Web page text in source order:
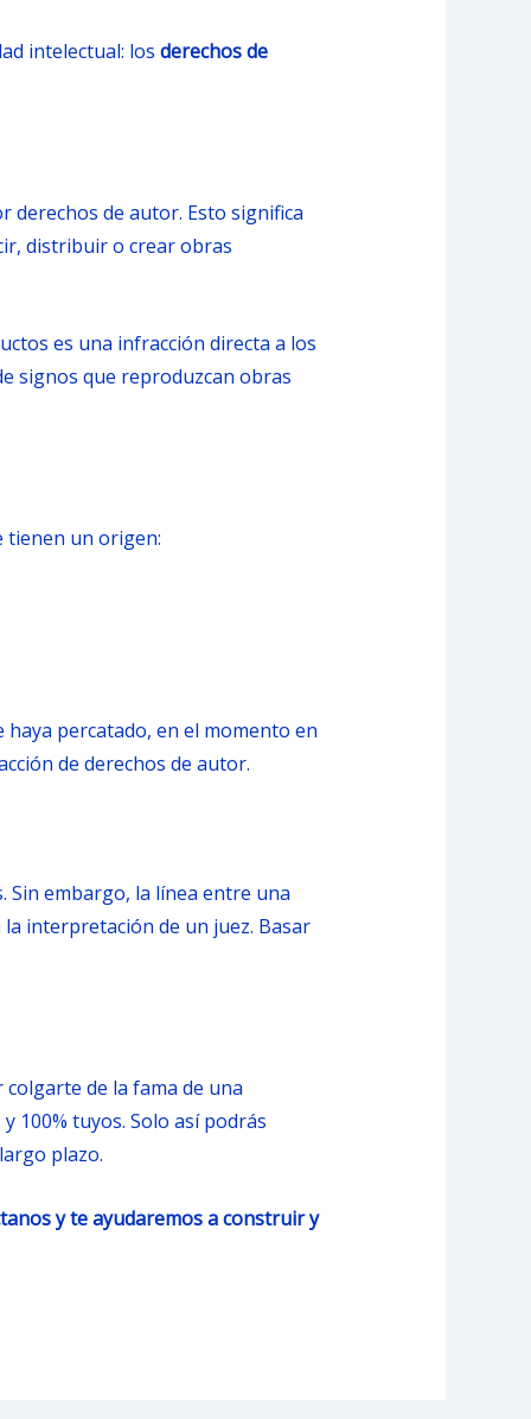
intelectual: los derechos de
derechos de autor. Esto significa
distribuir o crear obras
es una infracción directa a los
signos que reproduzcan obras
tienen un origen:
percatado, en el momento en
de derechos de autor.
Sin embargo, la línea entre una
interpretación de un juez. Basar
de la fama de una
100% tuyos. Solo así podrás
plazo.
y te ayudaremos a construir y